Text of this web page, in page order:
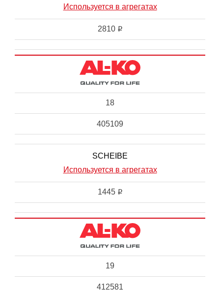
Используется в агрегатах
2810 i
18
405109
SCHEIBE
Используется в агрегатах
1445 i
19
412581